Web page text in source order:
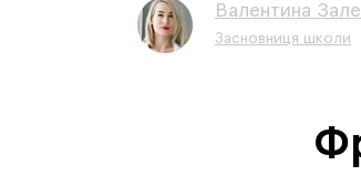
Валентина
Засновниця школи